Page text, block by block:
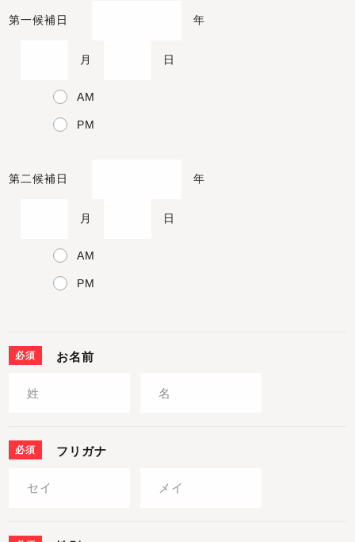
第一候補日 年
月 日
AM
PM
第二候補日 年
月 日
AM
PM
必須 お名前
必須 フリガナ